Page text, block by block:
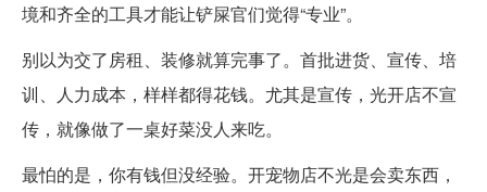
境和齐全的工具才能让铲屎官们觉得“专业”。
别以为交了房租、装修就算完事了。首批进货、宣传、培
训、人力成本，样样都得花钱。尤其是宣传，光开店不宣
传，就像做了一桌好菜没人来吃。
最怕的是，你有钱但没经验。开宠物店不光是会卖东西，